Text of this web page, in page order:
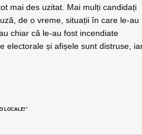
mai des uzitat. Mai mulți candidați
de o vreme, situații în care le-au
chiar că le-au fost incendiate
electorale și afișele sunt distruse,
LOCALE!”